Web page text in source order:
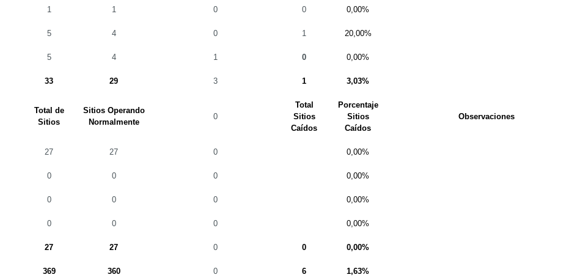
1 1 0 0 0,00%
5 4 0 1 20,00%
5 4 1 0 0,00%
33 29 3 1 3,03%
Total de
Sitios
Sitios Operando
Normalmente
0
Total
Sitios
Caídos
Porcentaje
Sitios
Caídos
Observaciones
27 27 0 0,00%
0 0 0 0,00%
0 0 0 0,00%
0 0 0 0,00%
27 27 0 0 0,00%
369 360 0 6 1,63%